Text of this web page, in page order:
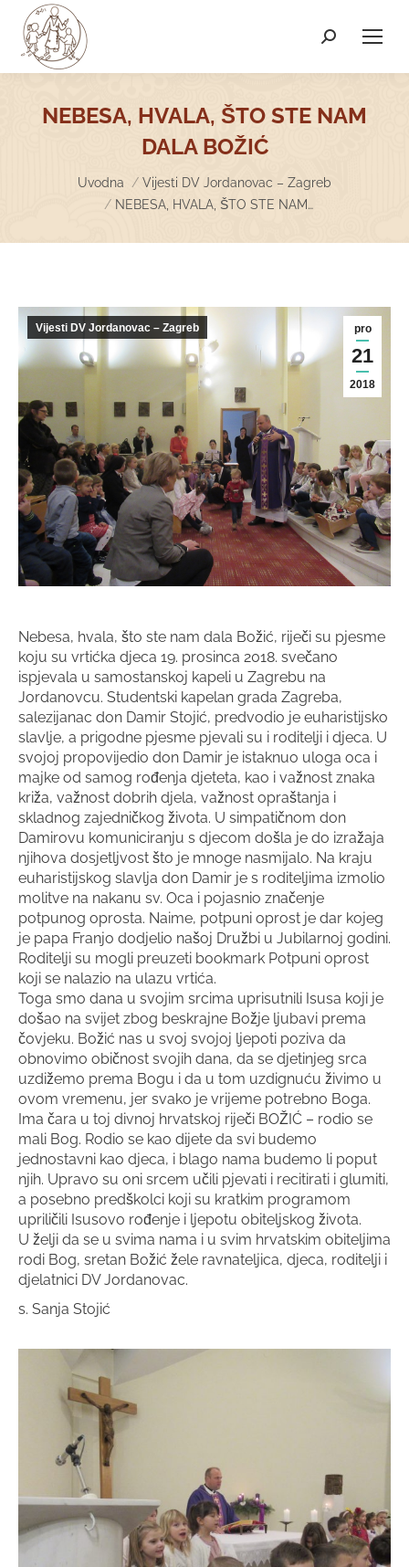
Search:
NEBESA, HVALA, ŠTO STE NAM
DALA BOŽIĆ
Uvodna
Vijesti DV Jordanovac – Zagreb
NEBESA, HVALA, ŠTO STE NAM…
pro
21
2018
Vijesti DV Jordanovac – Zagreb
Nebesa, hvala, što ste nam dala Božić, riječi su pjesme
koju su vrtićka djeca 19. prosinca 2018. svečano
ispjevala u samostanskoj kapeli u Zagrebu na
Jordanovcu. Studentski kapelan grada Zagreba,
salezijanac don Damir Stojić, predvodio je euharistijsko
slavlje, a prigodne pjesme pjevali su i roditelji i djeca. U
svojoj propovijedio don Damir je istaknuo uloga oca i
majke od samog rođenja djeteta, kao i važnost znaka
križa, važnost dobrih djela, važnost opraštanja i
skladnog zajedničkog života. U simpatičnom don
Damirovu komuniciranju s djecom došla je do izražaja
njihova dosjetljvost što je mnoge nasmijalo. Na kraju
euharistijskog slavlja don Damir je s roditeljima izmolio
molitve na nakanu sv. Oca i pojasnio značenje
potpunog oprosta. Naime, potpuni oprost je dar kojeg
je papa Franjo dodjelio našoj Družbi u Jubilarnoj godini.
Roditelji su mogli preuzeti bookmark Potpuni oprost
koji se nalazio na ulazu vrtića.
Toga smo dana u svojim srcima uprisutnili Isusa koji je
došao na svijet zbog beskrajne Božje ljubavi prema
čovjeku. Božić nas u svoj svojoj ljepoti poziva da
obnovimo običnost svojih dana, da se djetinjeg srca
uzdižemo prema Bogu i da u tom uzdignuću živimo u
ovom vremenu, jer svako je vrijeme potrebno Boga.
Ima čara u toj divnoj hrvatskoj riječi BOŽIĆ – rodio se
mali Bog. Rodio se kao dijete da svi budemo
jednostavni kao djeca, i blago nama budemo li poput
njih. Upravo su oni srcem učili pjevati i recitirati i glumiti,
a posebno predškolci koji su kratkim programom
upriličili Isusovo rođenje i ljepotu obiteljskog života.
U želji da se u svima nama i u svim hrvatskim obiteljima
rodi Bog, sretan Božić žele ravnateljica, djeca, roditelji i
djelatnici DV Jordanovac.
s. Sanja Stojić